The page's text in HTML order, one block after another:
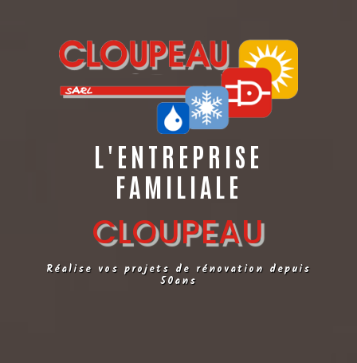
L'ENTREPRISE
FAMILIALE
CLOUPEAU
Réalise vos projets de rénovation depuis
50ans